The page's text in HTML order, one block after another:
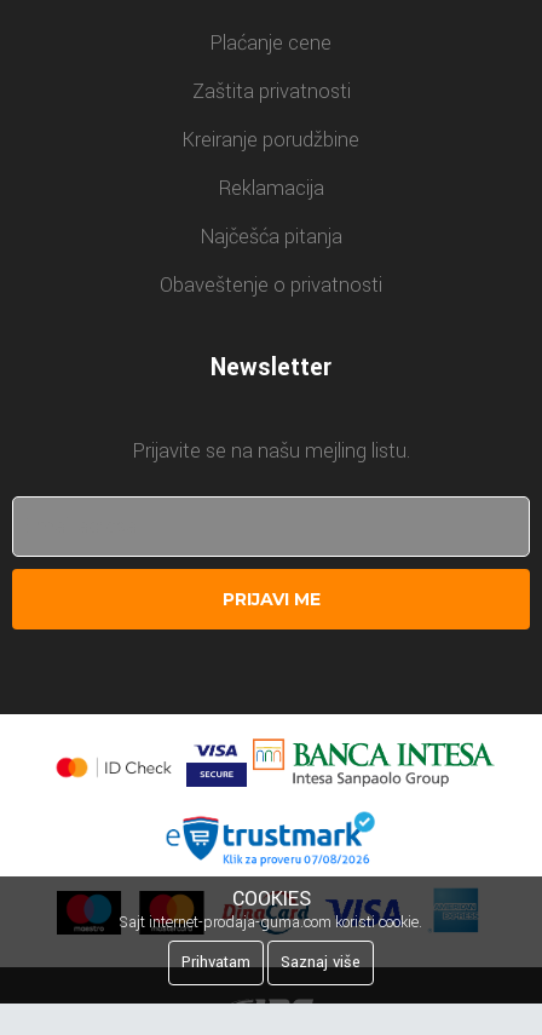
Plaćanje cene
Zaštita privatnosti
Kreiranje porudžbine
Reklamacija
Najčešća pitanja
Obaveštenje o privatnosti
Newsletter
Prijavite se na našu mejling listu.
PRIJAVI ME
COOKIES
Sajt internet-prodaja-guma.com koristi cookie.
Prihvatam
Saznaj više